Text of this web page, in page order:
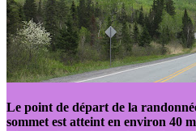
Le point de départ de la
sommet est atteint en environ 40